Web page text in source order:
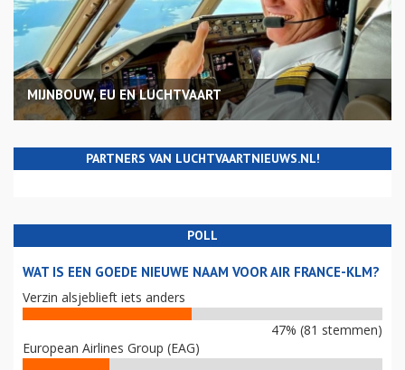
MIJNBOUW, EU EN LUCHTVAART
PARTNERS VAN LUCHTVAARTNIEUWS.NL!
POLL
WAT IS EEN GOEDE NIEUWE NAAM VOOR AIR FRANCE-KLM?
Verzin alsjeblieft iets anders
47% (81 stemmen)
European Airlines Group (EAG)